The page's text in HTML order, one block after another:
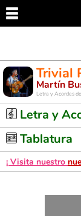
Trivial
Martín
Letra y Acordes
Letra y
Tablatura
¡ Visita nuestro